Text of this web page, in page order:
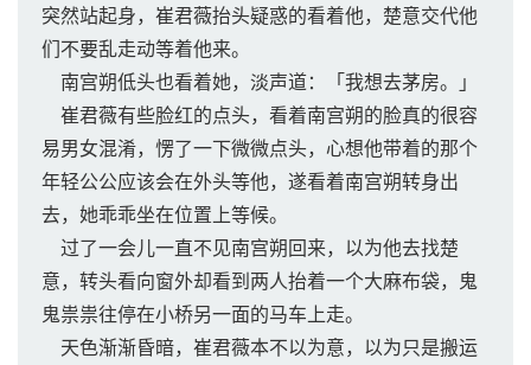
突然站起身，崔君薇抬头疑惑的看着他，楚意交代他
们不要乱走动等着他来。
南宫朔低头也看着她，淡声道：「我想去茅房。」
崔君薇有些脸红的点头，看着南宫朔的脸真的很容
易男女混淆，愣了一下微微点头，心想他带着的那个
年轻公公应该会在外头等他，遂看着南宫朔转身出
去，她乖乖坐在位置上等候。
过了一会儿一直不见南宫朔回来，以为他去找楚
意，转头看向窗外却看到两人抬着一个大麻布袋，鬼
鬼祟祟往停在小桥另一面的马车上走。
天色渐渐昏暗，崔君薇本不以为意，以为只是搬运